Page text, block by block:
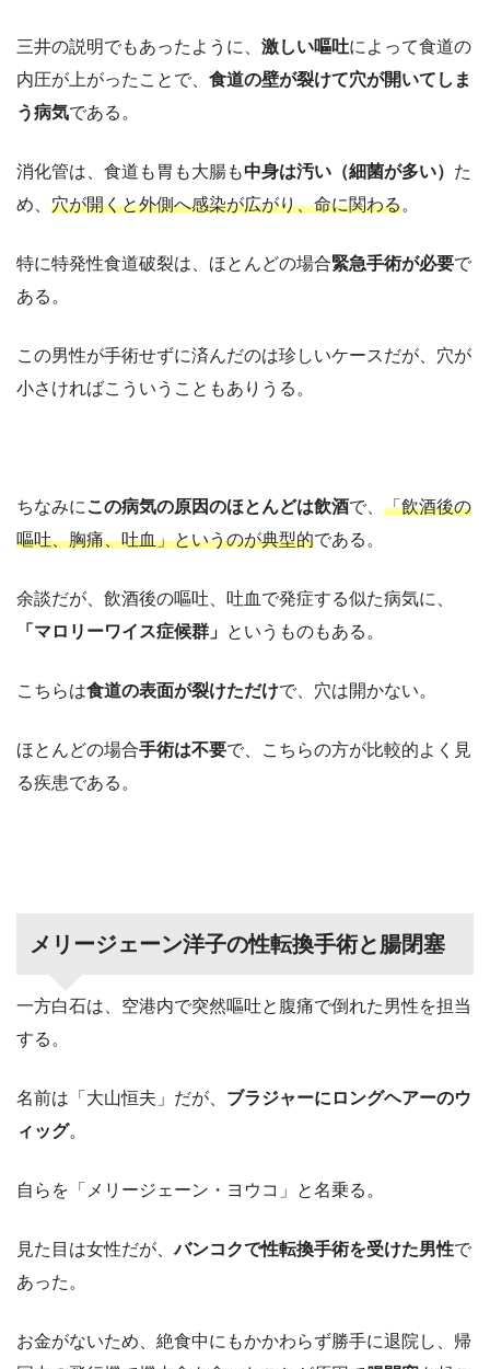
三井の説明でもあったように、 激しい嘔吐によって食道の
内圧が上がったことで、 食道の壁が裂けて穴が開いてしま
う病気である。
消化管は、食道も胃も大腸も中身は汚い（細菌が多い） た
め、 穴が開くと外側へ感染が広がり、命に関わる。
特に特発性食道破裂は、ほとんどの場合緊急手術が必要で
ある。
この男性が手術せずに済んだのは珍しいケースだが、穴が
小さければこういうこともありうる。
ちなみに この病気の原因のほとんどは飲酒で、 「飲酒後の
嘔吐、胸痛、吐血」というのが典型的である。
余談だが、飲酒後の嘔吐、吐血で発症する似た病気に、
「マロリーワイス症候群」 というものもある。
こちらは食道の表面が裂けただけで、穴は開かない。
ほとんどの場合手術は不要で、こちらの方が比較的よく見
る疾患である。
メリージェーン洋子の性転換手術と腸閉塞
一方白石は、空港内で突然嘔吐と腹痛で倒れた男性を担当
する。
名前は「大山恒夫」だが、 ブラジャーにロングヘアーのウ
ィッグ。
自らを「メリージェーン・ヨウコ」と名乗る。
見た目は女性だが、バンコクで性転換手術を受けた男性で
あった。
お金がないため、絶食中にもかかわらず勝手に退院し、帰